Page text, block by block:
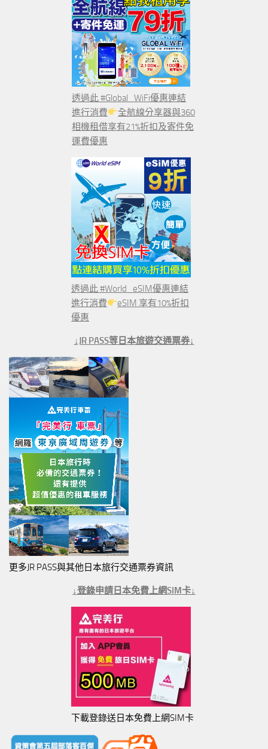
透過此 #Global_WiFi優惠連結
進行消費
全航線分享器與360
相機租借享有21%折扣及寄件免
運費優惠
透過此 #World_eSIM優惠連結
進行消費
eSIM 享有10%折扣
優惠
↓JR PASS等日本旅遊交通票券↓
更多JR PASS與其他日本旅行交通票券資訊
↓登錄申請日本免費上網SIM卡↓
下載登錄送日本免費上網SIM卡